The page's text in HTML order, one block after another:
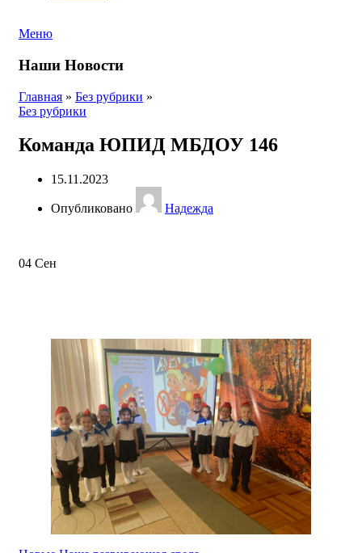
Меню
Наши Новости
Главная » Без рубрики »
Без рубрики
Команда ЮПИД МБДОУ 146
15.11.2023
Опубликовано Надежда
04 Сен